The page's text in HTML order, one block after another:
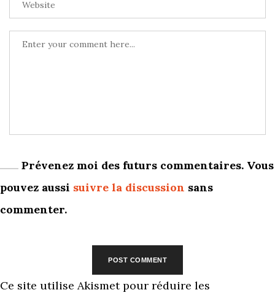
Prévenez moi des futurs commentaires. Vous
pouvez aussi suivre la discussion sans
commenter.
Ce site utilise Akismet pour réduire les